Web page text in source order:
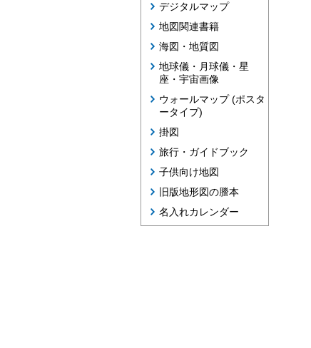
デジタルマップ
地図関連書籍
海図・地質図
地球儀・月球儀・星
座・宇宙画像
ウォールマップ (ポスタ
ータイプ)
掛図
旅行・ガイドブック
子供向け地図
旧版地形図の謄本
名入れカレンダー